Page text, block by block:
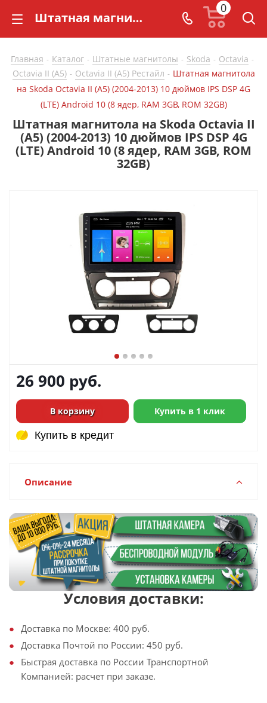
Штатная магнитола на Skoda Octavia II (A5) (2004-2013) 10 дюймов IPS DSP 4G (LTE) Android 10 (8 ядер, RAM 3GB, ROM 32GB) - купить в СarBaza
0
Главная - Каталог - Штатные магнитолы - Skoda - Octavia -
Octavia II (A5) - Octavia II (A5) Рестайл - Штатная магнитола
на Skoda Octavia II (A5) (2004-2013) 10 дюймов IPS DSP 4G
(LTE) Android 10 (8 ядер, RAM 3GB, ROM 32GB)
Штатная магнитола на Skoda Octavia II
(A5) (2004-2013) 10 дюймов IPS DSP 4G
(LTE) Android 10 (8 ядер, RAM 3GB, ROM
32GB)
26 900 руб.
В корзину Купить в 1 клик
Купить в кредит
Купить в кредит
Описание
Условия доставки:
Доставка по Москве: 400 руб.
Доставка Почтой по России: 450 руб.
Быстрая доставка по России Транспортной
Компанией: расчет при заказе.